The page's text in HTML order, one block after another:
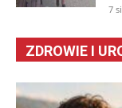
7
ZDROWIE I